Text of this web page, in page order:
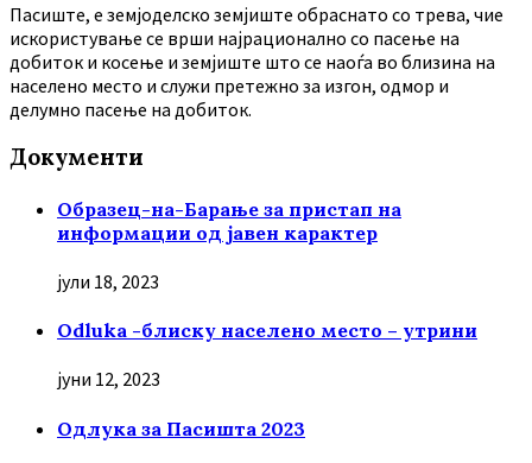
Пасиште, е земјоделско земјиште обраснато со трева, чие
искористување се врши најрационално со пасење на
добиток и косење и земјиште што се наоѓа во близина на
населено место и служи претежно за изгон, одмор и
делумно пасење на добиток.
Документи
Образец-на-Барање за пристап на
информации од јавен карактер
јули 18, 2023
Odluka -блиску населено место – утрини
јуни 12, 2023
Oдлука за Пасишта 2023